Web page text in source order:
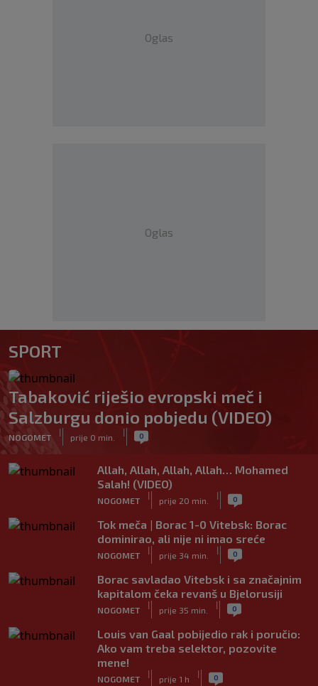
Oglas
Oglas
SPORT
Tabaković riješio evropski meč i
Salzburgu donio pobjedu (VIDEO)
NOGOMET
|
prije 0 min.
| 0
Allah, Allah, Allah, Allah… Mohamed
Salah! (VIDEO)
NOGOMET
|
prije 20 min.
| 0
Tok meča | Borac 1-0 Vitebsk: Borac
dominirao, ali nije ni imao sreće
NOGOMET
|
prije 34 min.
| 0
Borac savladao Vitebsk i sa značajnim
kapitalom čeka revanš u Bjelorusiji
NOGOMET
|
prije 35 min.
| 0
Louis van Gaal pobijedio rak i poručio:
Ako vam treba selektor, pozovite
mene!
NOGOMET
|
prije 1 h
| 0